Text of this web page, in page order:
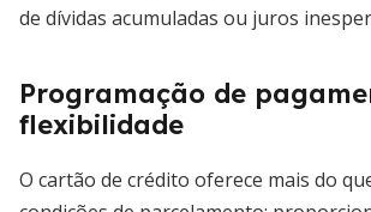
de dívidas acumuladas ou juros
Programação de
flexibilidade
O cartão de crédito oferece mais do